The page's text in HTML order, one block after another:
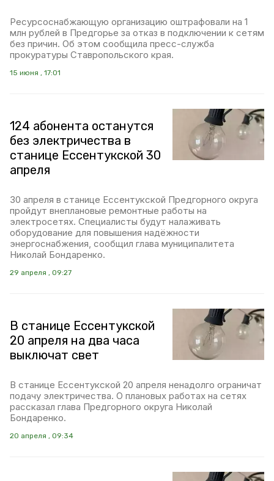
Ресурсоснабжающую организацию оштрафовали на 1
млн рублей в Предгорье за отказ в подключении к сетям
без причин. Об этом сообщила пресс-служба
прокуратуры Ставропольского края.
15 июня , 17:01
124 абонента останутся
без электричества в
станице Ессентукской 30
апреля
30 апреля в станице Ессентукской Предгорного округа
пройдут внеплановые ремонтные работы на
электросетях. Специалисты будут налаживать
оборудование для повышения надёжности
энергоснабжения, сообщил глава муниципалитета
Николай Бондаренко.
29 апреля , 09:27
В станице Ессентукской
20 апреля на два часа
выключат свет
В станице Ессентукской 20 апреля ненадолго ограничат
подачу электричества. О плановых работах на сетях
рассказал глава Предгорного округа Николай
Бондаренко.
20 апреля , 09:34